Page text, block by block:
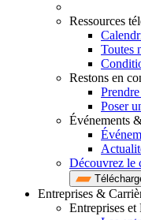
Ressources
Toutes
Restons en
Poser
Événements
Découvrez le
Entreprises &
Entreprises et